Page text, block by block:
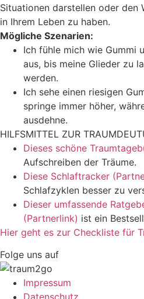
Situationen darstellen oder den
in Ihrem Leben zu haben.
Mögliche Szenarien:
Ich fühle mich wie Gummi
aus, bis meine Glieder zu
werden.
Ich sehe einen riesigen
springe immer höher,
ausdehne.
HILFSMITTEL ZUR
Dieses schöne
Aufschreiben der Träume.
Diese Schlaftracker
Schlafzyklen besser zu
Dieser umfassende
(Partnerlink) ist ein
Hier geht es zur Checkliste für
Folge uns auf
Impressum